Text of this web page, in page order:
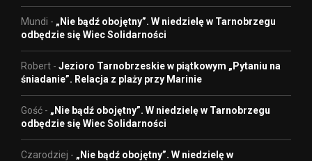
Mundi - „Nie bądź obojętny”. W niedzielę w Tarnobrzegu
odbędzie się Wiec Solidarności
Robert - Jezioro Tarnobrzeskie w piątkowym „Pytaniu na
śniadanie”. Relacja z plaży przy Marinie
Gość - „Nie bądź obojętny”. W niedzielę w Tarnobrzegu
odbędzie się Wiec Solidarności
Czarodziej - „Nie bądź obojętny”. W niedzielę w